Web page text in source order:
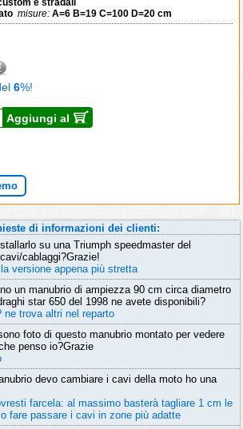
e stradali
misure:A=6 B=19 C=100 D=20 cm
6%!
Aggiungi al
di informazioni dei clienti:
su una Triumph speedmaster del
cablaggi?Grazie!
versione appena più stretta
un manubrio di ampiezza 90 cm circa diametro
star 650 del 1998 ne avete disponibili?
ne trova altri nel reparto
foto di questo manubrio montato per vedere
penso io?Grazie
devo cambiare i cavi della moto ho una
farcela: al massimo basterà tagliare 1 cm le
fare passare i cavi in zone più adatte